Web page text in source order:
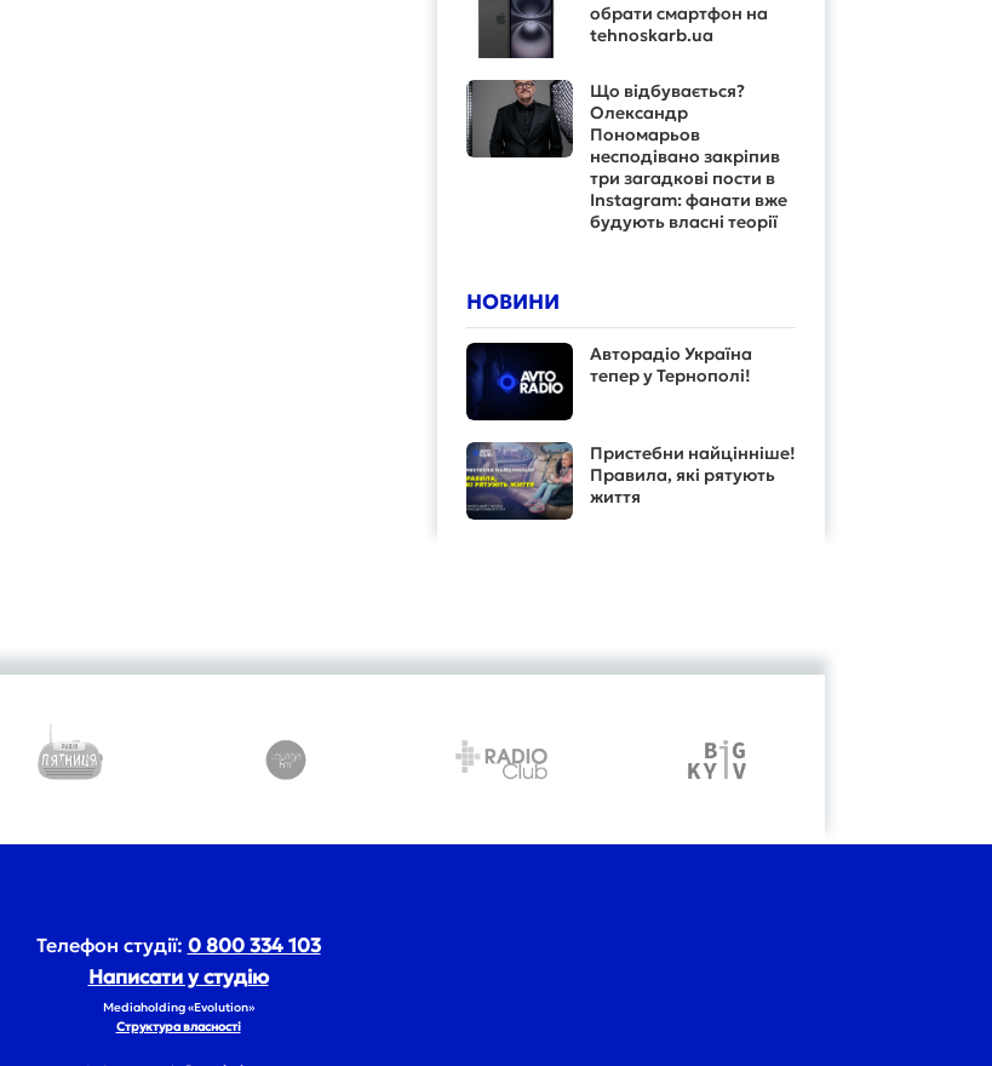
обрати смартфон на
tehnoskarb.ua
Що відбувається?
Олександр
Пономарьов
несподівано закріпив
три загадкові пости в
Instagram: фанати вже
будують власні теорії
НОВИНИ
Авторадіо Україна
тепер у Тернополі!
Пристебни найцінніше!
Правила, які рятують
життя
Телефон студії: 0 800 334 103
Написати у студію
Mediaholding «Evolution»
Структура власності